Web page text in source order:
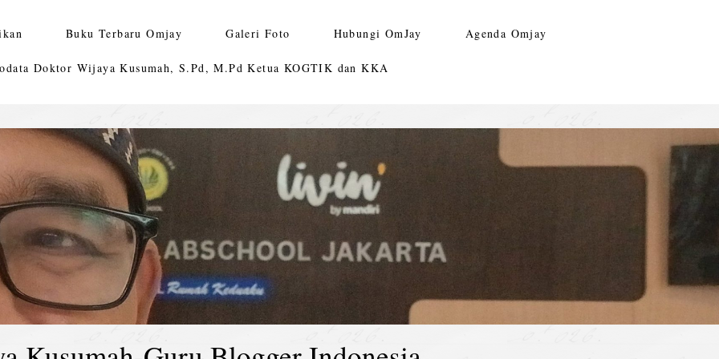
Buku Terbaru Omjay Galeri Foto Hubungi OmJay Agenda Omjay
Doktor Wijaya Kusumah, S.Pd, M.Pd Ketua KOGTIK dan KKA